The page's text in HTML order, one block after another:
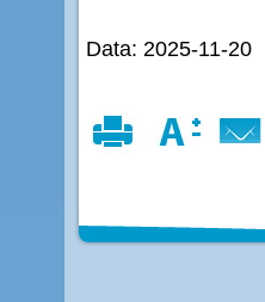
Data: 2025-11-20